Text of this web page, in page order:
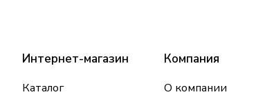
Интернет-магазин
Каталог
Компания
О компании